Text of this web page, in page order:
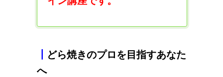
どら焼きのプロを目指すあなた
へ